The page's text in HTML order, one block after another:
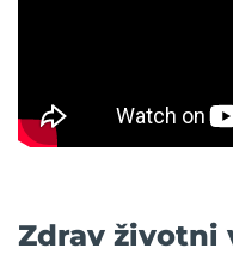
Zdrav životni